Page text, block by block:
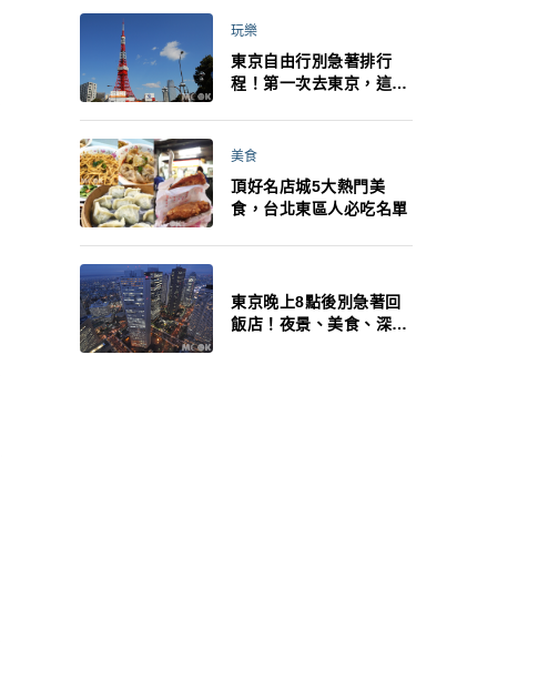
玩樂
東京自由行別急著排行
程！第一次去東京，這10
美食
頂好名店城5大熱門美
食，台北東區人必吃名單
東京晚上8點後別急著回
飯店！夜景、美食、深夜